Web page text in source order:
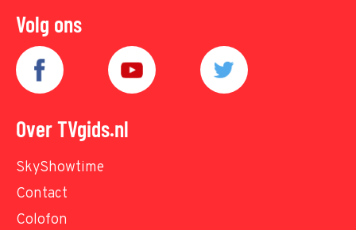
Volg ons
Over TVgids.nl
SkyShowtime
Contact
Colofon